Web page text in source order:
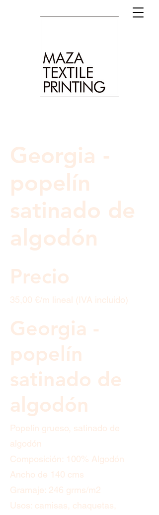
Georgia -
popelín
satinado de
algodón
Precio
35,00 €/m lineal (IVA incluido)
Georgia -
popelín
satinado de
algodón
Popelín grueso, satinado de
algodón
Composición: 100% Algodón
Ancho de 140 cms
Gramaje: 246 grms/m2
Usos: camisas, chaquetas,